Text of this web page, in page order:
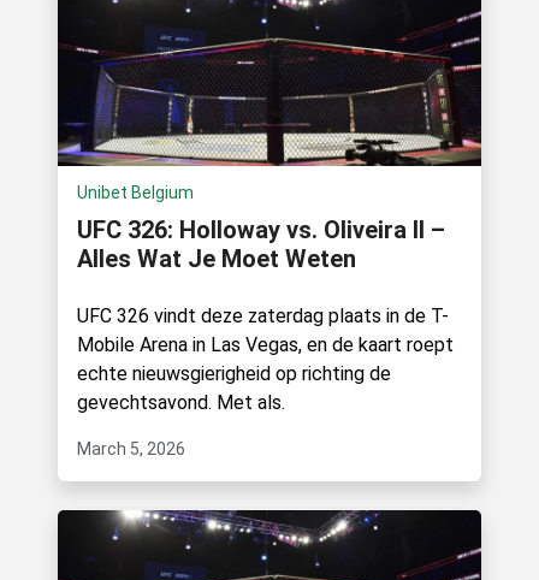
Unibet Belgium
UFC 326: Holloway vs. Oliveira II –
Alles Wat Je Moet Weten
UFC 326 vindt deze zaterdag plaats in de T-
Mobile Arena in Las Vegas, en de kaart roept
echte nieuwsgierigheid op richting de
gevechtsavond. Met als.
March 5, 2026